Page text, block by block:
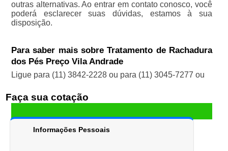
outras alternativas. Ao entrar em contato conosco, você
poderá esclarecer suas dúvidas, estamos à sua
disposição.
Para saber mais sobre Tratamento de Rachadura
dos Pés Preço Vila Andrade
Ligue para (11) 3842-2228ou para (11) 3045-7277 ou
Faça sua cotação
Informações Pessoais